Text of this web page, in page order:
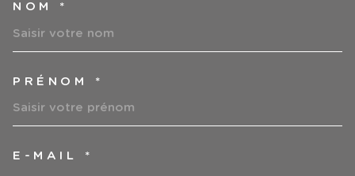
NOM *
PRÉNOM *
E-MAIL *